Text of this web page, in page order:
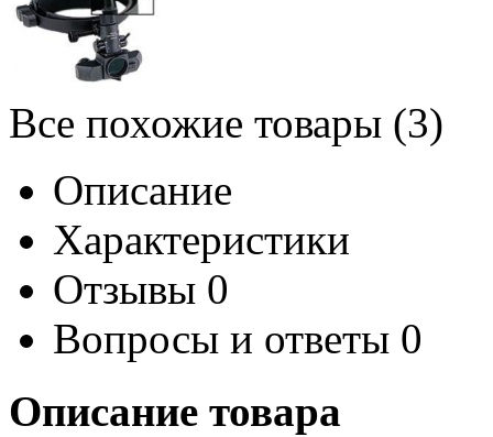
Все похожие товары (3)
Описание
Характеристики
Отзывы 0
Вопросы и ответы 0
Описание товара